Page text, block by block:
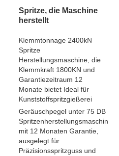
Spritze, die Maschine
herstellt
Klemmtonnage 2400kN
Spritze
Herstellungsmaschine, die
Klemmkraft 1800KN und
Garantiezeitraum 12
Monate bietet Ideal für
Kunststoffspritzgießerei
Geräuschpegel unter 75 DB
Spritzenherstellungsmaschine
mit 12 Monaten Garantie,
ausgelegt für
Präzisionsspritzguss und